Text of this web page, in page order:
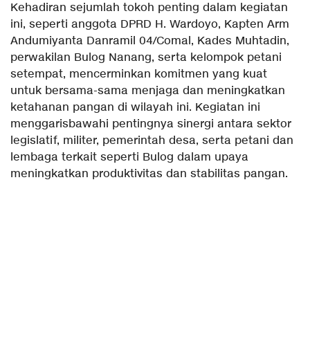
Kehadiran sejumlah tokoh penting dalam kegiatan
ini, seperti anggota DPRD H. Wardoyo, Kapten Arm
Andumiyanta Danramil 04/Comal, Kades Muhtadin,
perwakilan Bulog Nanang, serta kelompok petani
setempat, mencerminkan komitmen yang kuat
untuk bersama-sama menjaga dan meningkatkan
ketahanan pangan di wilayah ini. Kegiatan ini
menggarisbawahi pentingnya sinergi antara sektor
legislatif, militer, pemerintah desa, serta petani dan
lembaga terkait seperti Bulog dalam upaya
meningkatkan produktivitas dan stabilitas pangan.